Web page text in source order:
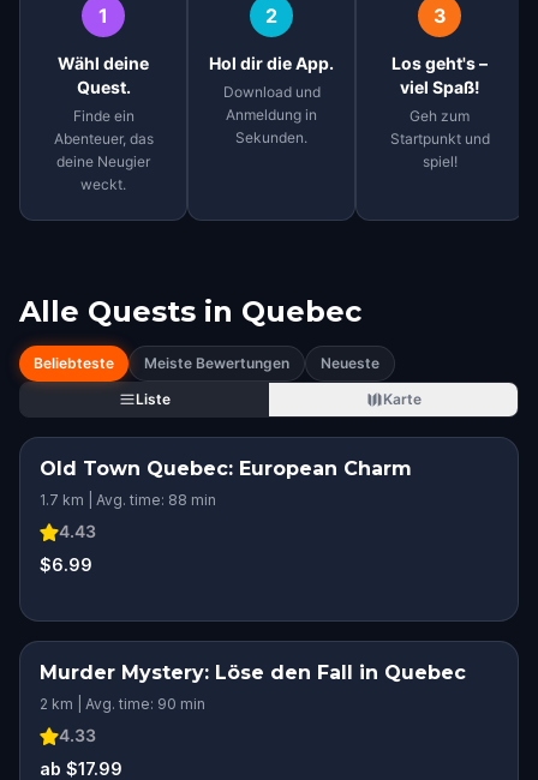
1
Wähl deine
Quest.
Finde ein
Abenteuer, das
deine Neugier
weckt.
2
Hol dir die App.
Download und
Anmeldung in
Sekunden.
3
Los geht's –
viel Spaß!
Geh zum
Startpunkt und
spiel!
Alle Quests in Quebec
Beliebteste Meiste Bewertungen
Neueste
Liste
Karte
Old Town Quebec: European Charm
1.7 km | Avg. time: 88 min
4.43
$6.99
Murder Mystery: Löse den Fall in Quebec
2 km | Avg. time: 90 min
4.33
ab $17.99